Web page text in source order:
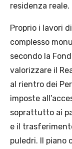
residenza reale.
Proprio i lavori
complesso
secondo la
valorizzare il
al rientro dei
imposte
soprattutto ai
e il
puledri. Il piano